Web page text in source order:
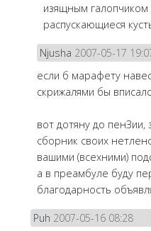
изящным галопчиком
распускающиеся
Njusha 2007-05-17
если б марафету
скрижалями бы
вот дотяну до пенЗии,
сборник своих
вашими (всехними)
а в преамбуле буду
благодарность
Puh 2007-05-16 08:28